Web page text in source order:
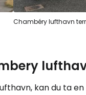
Chambéry lufthavn
kan du ta